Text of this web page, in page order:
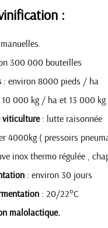
:
300 000 bouteilles
: environ 8000 pieds / ha
000 kg / ha et 13 000
viticulture: lutte raisonnée
4000kg ( pressoirs
inox thermo régulée ,
: environ 30 jours
: 20/22°C
malolactique.